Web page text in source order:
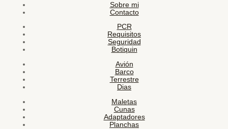
Sobre mi
Contacto
PCR
Requisitos
Seguridad
Botiquin
Avión
Barco
Terrestre
Dias
Maletas
Cunas
Adaptadores
Planchas